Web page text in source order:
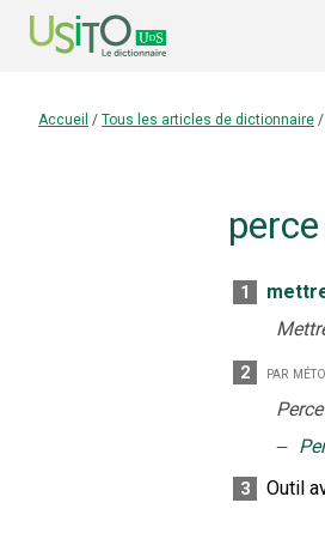
Accueil / Tous les articles de dictionnaire /
perce
1
2 par
‒
3 Outil